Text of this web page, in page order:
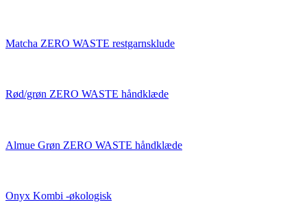
Matcha ZERO WASTE restgarnsklude
Rød/grøn ZERO WASTE håndklæde
Almue Grøn ZERO WASTE håndklæde
Onyx Kombi -økologisk